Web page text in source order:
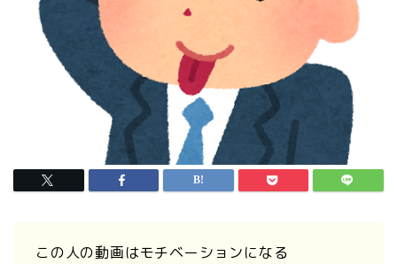
この人の動画はモチベーションになる